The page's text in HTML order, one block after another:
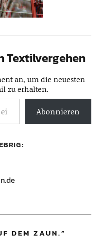
Textilvergehen
an, um die neuesten
zu erhalten.
Abonnieren
DEM ZAUN.”